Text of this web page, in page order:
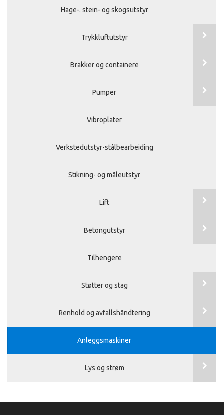
Hage-. stein- og skogsutstyr
Trykkluftutstyr
Brakker og containere
Pumper
Vibroplater
Verkstedutstyr-stålbearbeiding
Stikning- og måleutstyr
Lift
Betongutstyr
Tilhengere
Støtter og stag
Renhold og avfallshåndtering
Anleggsmaskiner
Lys og strøm